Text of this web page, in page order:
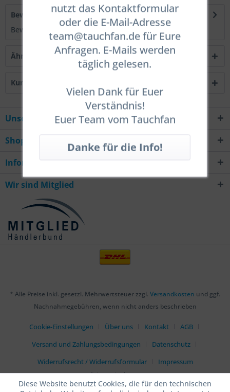
Bewertungen
0
Bewertungen lesen, schreiben und diskutieren...
Ähnliche Artikel
Kunden kauften auch
nutzt das Kontaktformular
oder die E-Mail-Adresse
team@tauchfan.de für Eure
Anfragen. E-Mails werden
täglich gelesen.
Vielen Dank für Euer
Verständnis!
Euer Team vom Tauchfan
Unsere Hotline
Shop Service
Informationen
Wir sind Mitglied
* Alle Preise inkl. gesetzl. Mehrwertsteuer zzgl. Versandkosten und ggf.
Nachnahmegebühren, wenn nicht anders beschrieben
Cookie-Einstellungen Über uns Kontakt
AGB
Versand und Zahlungsbedingungen
Datenschutz
Widerrufsrecht / Widerrufsformular
Impressum
Realisiert mit Shopware
Diese Website benutzt Cookies, die für den technischen